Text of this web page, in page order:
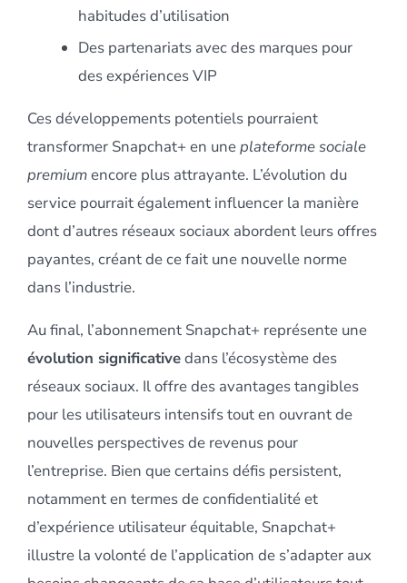
habitudes d’utilisation
Des partenariats avec des marques pour
des expériences VIP
Ces développements potentiels pourraient
transformer Snapchat+ en uneplateforme sociale
premiumencore plus attrayante. L’évolution du
service pourrait également influencer la manière
dont d’autres réseaux sociaux abordent leurs offres
payantes, créant de ce fait une nouvelle norme
dans l’industrie.
Au final, l’abonnement Snapchat+ représente une
évolution significativedans l’écosystème des
réseaux sociaux. Il offre des avantages tangibles
pour les utilisateurs intensifs tout en ouvrant de
nouvelles perspectives de revenus pour
l’entreprise. Bien que certains défis persistent,
notamment en termes de confidentialité et
d’expérience utilisateur équitable, Snapchat+
illustre la volonté de l’application de s’adapter aux